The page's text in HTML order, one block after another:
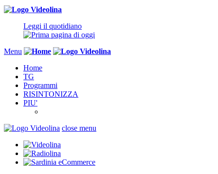
Leggi il quotidiano
Menu
Home
TG
Programmi
RISINTONIZZA
PIU'
close menu